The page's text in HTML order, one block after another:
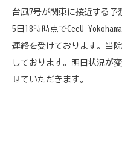
台風7号が関東に接近する予
5日18時時点でCeeU
連絡を受けております。当
しております。明日状況が
せていただきます。